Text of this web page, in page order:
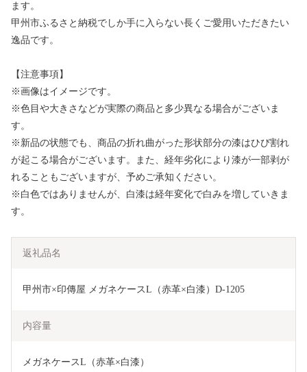
ます。
甲州市ふるさと納税でしか手に入らない長くご愛用いただきたい
逸品です。
【注意事項】
※画像はイメージです。
※色目や大きさなどが実際の商品と多少異なる場合がございま
す。
※新品の状態でも、商品の折れ曲がった形状部分の漆はひび割れ
が起こる場合がございます。また、経年劣化により漆が一部剥が
れることもございますが、予めご承知ください。
※白色ではありませんが、白漆は経年変化で白みを増していきま
す。
返礼品名
甲州市×印傳屋 メガネケースL（赤革×白漆）D-1205
内容量
メガネケースL（赤革×白漆）